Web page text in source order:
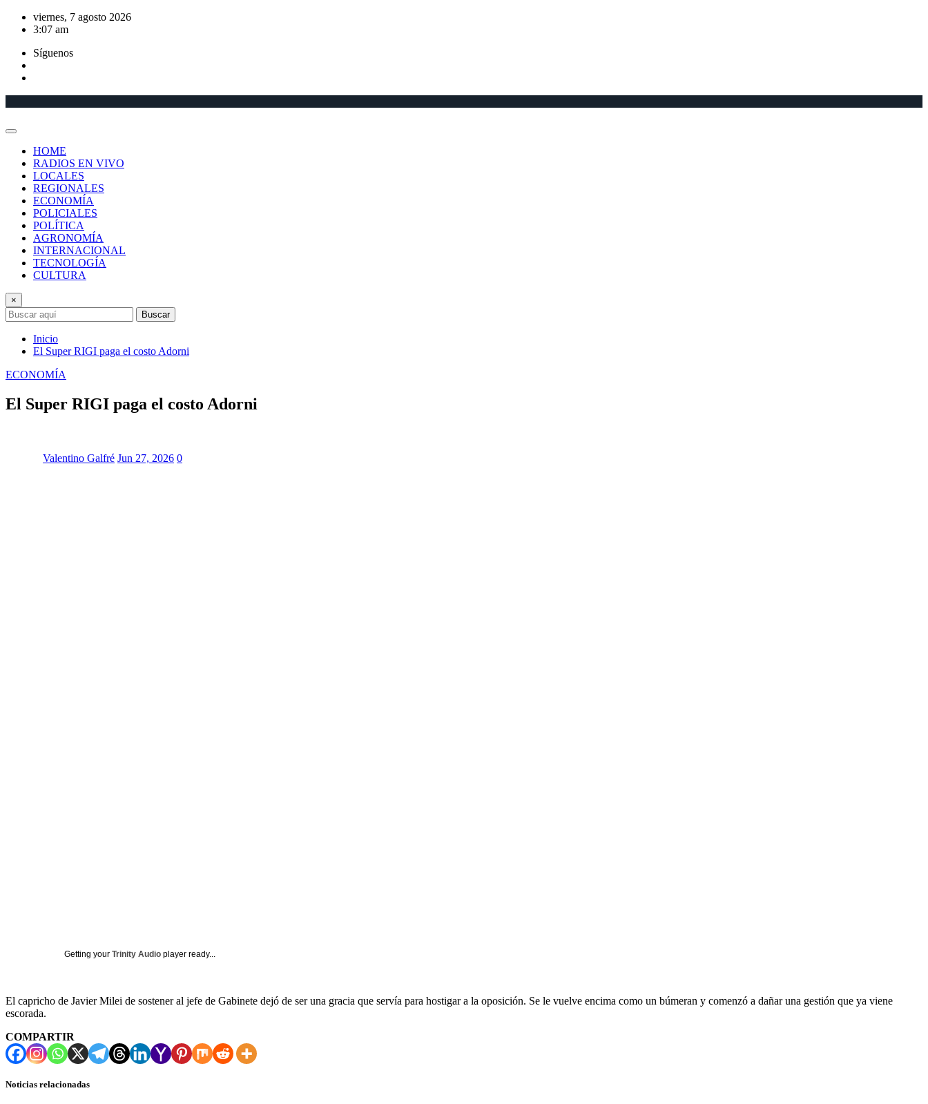
Saltar
viernes, 7 agosto 2026
3:07 am
Síguenos
HOME
RADIOS EN VIVO
LOCALES
REGIONALES
ECONOMÍA
POLICIALES
POLÍTICA
AGRONOMÍA
INTERNACIONAL
TECNOLOGÍA
CULTURA
×
Buscar
Inicio
El Super RIGI paga el costo Adorni
ECONOMÍA
El Super RIGI paga el costo Adorni
Valentino Galfré Jun 27, 2026 0
Getting your Trinity Audio player ready...
El capricho de Javier Milei de sostener al jefe de Gabinete dejó de ser una gracia que servía para hostigar a la oposición. Se le vuelve encima como un búmeran y comenzó a dañar una gestión que ya viene
escorada.
COMPARTIR
Noticias relacionadas